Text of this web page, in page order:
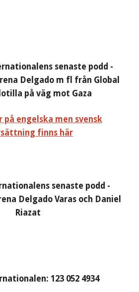
senaste podd -
Delgado m fl från Global
på väg mot Gaza
engelska men svensk
finns här
senaste podd -
Delgado Varas och Daniel
Riazat
123 052 4934